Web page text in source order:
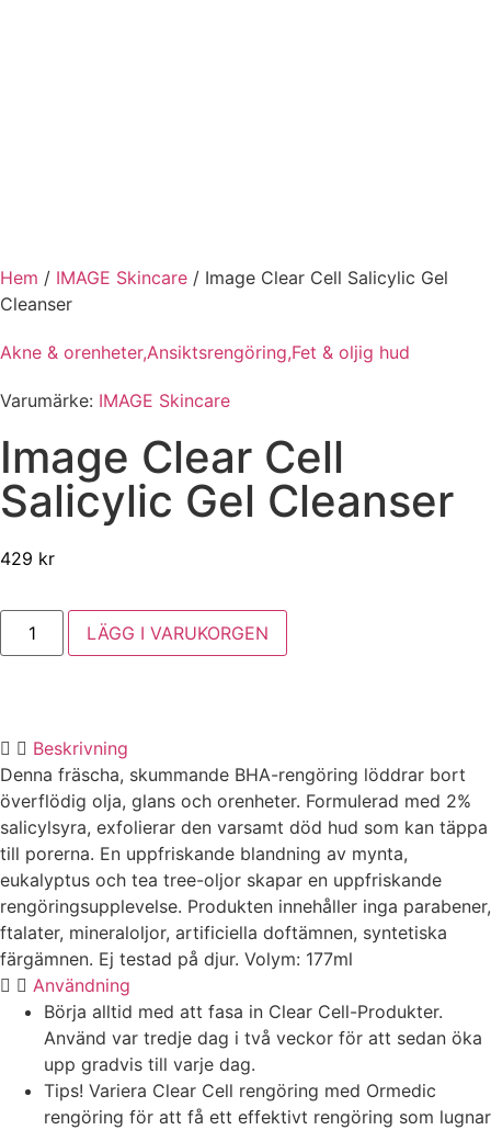
Hem / IMAGE Skincare / Image Clear Cell Salicylic Gel
Cleanser
Akne & orenheter,Ansiktsrengöring,Fet & oljig hud
Varumärke: IMAGE Skincare
Image Clear Cell
Salicylic Gel Cleanser
429 kr
LÄGG I VARUKORGEN
Beskrivning
Denna fräscha, skummande BHA-rengöring löddrar bort
överflödig olja, glans och orenheter. Formulerad med 2%
salicylsyra, exfolierar den varsamt död hud som kan täppa
till porerna. En uppfriskande blandning av mynta,
eukalyptus och tea tree-oljor skapar en uppfriskande
rengöringsupplevelse. Produkten innehåller inga parabener,
ftalater, mineraloljor, artificiella doftämnen, syntetiska
färgämnen. Ej testad på djur. Volym: 177ml
Användning
Börja alltid med att fasa in Clear Cell-Produkter.
Använd var tredje dag i två veckor för att sedan öka
upp gradvis till varje dag.
Tips! Variera Clear Cell rengöring med Ormedic
rengöring för att få ett effektivt rengöring som lugnar